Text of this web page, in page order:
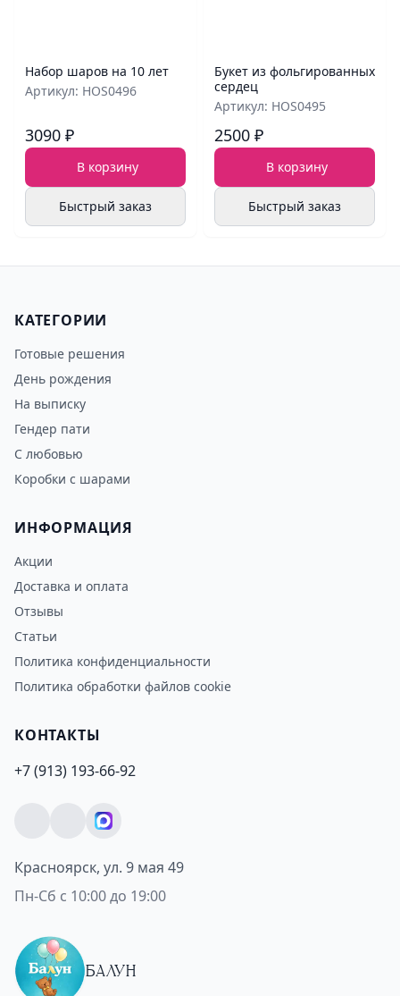
Набор шаров на 10 лет
Артикул: HOS0496
3090 ₽
В корзину
Быстрый заказ
Букет из фольгированных
сердец
Артикул: HOS0495
2500 ₽
В корзину
Быстрый заказ
КАТЕГОРИИ
Готовые решения
День рождения
На выписку
Гендер пати
С любовью
Коробки с шарами
ИНФОРМАЦИЯ
Акции
Доставка и оплата
Отзывы
Статьи
Политика конфиденциальности
Политика обработки файлов cookie
КОНТАКТЫ
+7 (913) 193-66-92
Красноярск, ул. 9 мая 49
Пн-Сб с 10:00 до 19:00
БАЛУН